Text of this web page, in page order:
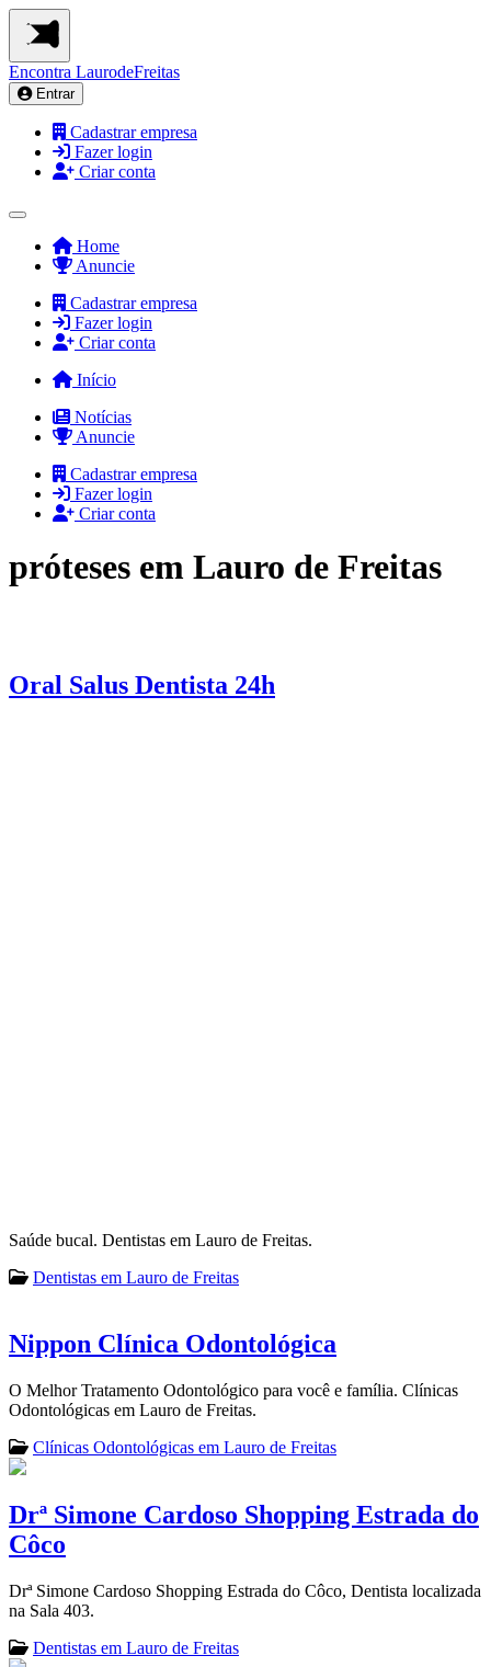
Encontra LaurodeFreitas
Entrar
Cadastrar empresa
Fazer login
Criar conta
Home
Anuncie
Cadastrar empresa
Fazer login
Criar conta
Início
Notícias
Anuncie
Cadastrar empresa
Fazer login
Criar conta
próteses em Lauro de Freitas
Oral Salus Dentista 24h
Saúde bucal. Dentistas em Lauro de Freitas.
Dentistas em Lauro de Freitas
Nippon Clínica Odontológica
O Melhor Tratamento Odontológico para você e família. Clínicas
Odontológicas em Lauro de Freitas.
Clínicas Odontológicas em Lauro de Freitas
Drª Simone Cardoso Shopping Estrada do
Côco
Drª Simone Cardoso Shopping Estrada do Côco, Dentista localizada
na Sala 403.
Dentistas em Lauro de Freitas